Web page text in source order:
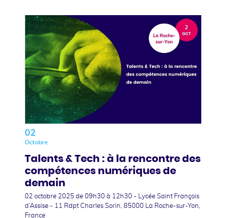
02
Octobre
Talents & Tech : à la rencontre des
compétences numériques de
demain
02 octobre 2025 de 09h30 à 12h30 - Lycée Saint François
d’Assise - 11 Rdpt Charles Sorin, 85000 La Roche-sur-Yon,
France